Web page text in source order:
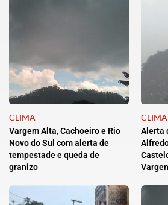
CLIMA
Vargem Alta, Cachoeiro e Rio
Novo do Sul com alerta de
tempestade e queda de
granizo
CLIMA
Alerta